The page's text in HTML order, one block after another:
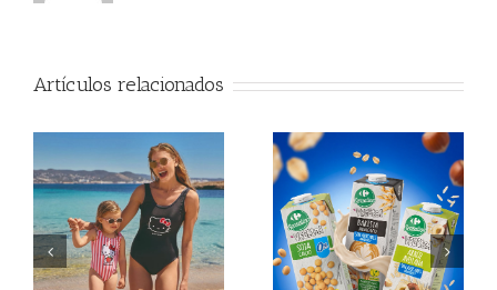
Artículos relacionados
Descubre las bebidas
vegetales
Vuelve la fiesta del cine